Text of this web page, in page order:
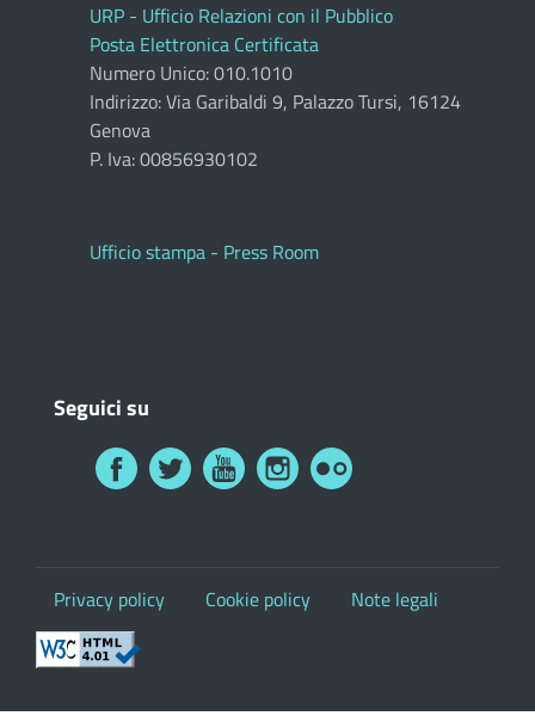
URP - Ufficio Relazioni con il Pubblico
Posta Elettronica Certificata
Numero Unico: 010.1010
Indirizzo: Via Garibaldi 9, Palazzo Tursi, 16124
Genova
P. Iva: 00856930102
Ufficio stampa - Press Room
Seguici su
Privacy policy Cookie policy Note legali